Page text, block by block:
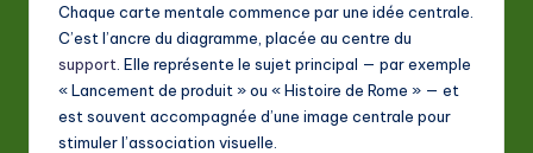
Chaque carte mentale commence par une idée centrale.
C’est l’ancre du diagramme, placée au centre du
support . Elle représente le sujet principal — par exemple
« Lancement de produit » ou « Histoire de Rome » — et
est souvent accompagnée d’une image centrale pour
stimuler l’association visuelle.